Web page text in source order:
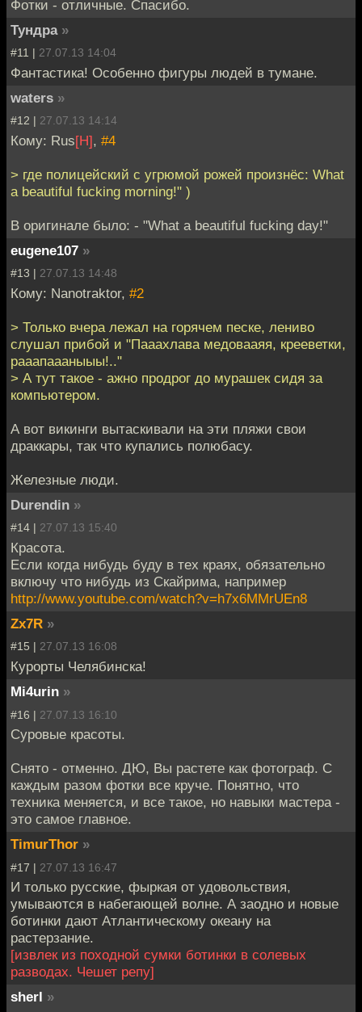
Фотки - отличные. Спасибо.
Тундра »
#11 | 27.07.13 14:04
Фантастика! Особенно фигуры людей в тумане.
waters »
#12 | 27.07.13 14:14
Кому: Rus[H], #4
> где полицейский с угрюмой рожей произнёс: What
a beautiful fucking morning!" )
В оригинале было: - "What a beautiful fucking day!"
eugene107 »
#13 | 27.07.13 14:48
Кому: Nanotraktor, #2
> Только вчера лежал на горячем песке, лениво
слушал прибой и "Пааахлава медовааяя, крееветки,
рааапаааныыы!.."
> А тут такое - ажно продрог до мурашек сидя за
компьютером.
А вот викинги вытаскивали на эти пляжи свои
драккары, так что купались полюбасу.
Железные люди.
Durendin »
#14 | 27.07.13 15:40
Красота.
Если когда нибудь буду в тех краях, обязательно
включу что нибудь из Скайрима, например
http://www.youtube.com/watch?v=h7x6MMrUEn8
Zx7R »
#15 | 27.07.13 16:08
Курорты Челябинска!
Mi4urin »
#16 | 27.07.13 16:10
Суровые красоты.
Снято - отменно. ДЮ, Вы растете как фотограф. С
каждым разом фотки все круче. Понятно, что
техника меняется, и все такое, но навыки мастера -
это самое главное.
TimurThor »
#17 | 27.07.13 16:47
И только русские, фыркая от удовольствия,
умываются в набегающей волне. А заодно и новые
ботинки дают Атлантическому океану на
растерзание.
[извлек из походной сумки ботинки в солевых
разводах. Чешет репу]
sherl »